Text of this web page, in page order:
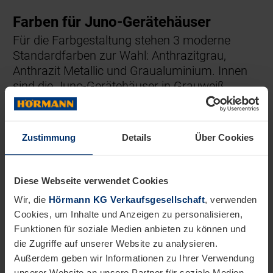
Zustimmung Details Über Cookies
Diese Webseite verwendet Cookies
Wir, die Hörmann KG Verkaufsgesellschaft, verwenden
Cookies, um Inhalte und Anzeigen zu personalisieren,
Funktionen für soziale Medien anbieten zu können und
die Zugriffe auf unserer Website zu analysieren.
Außerdem geben wir Informationen zu Ihrer Verwendung
Farben für Juno-Gerätehäuser
Für die Farbgestaltung stehen 3 moderne
Standardfarben zur Wahl: Anthrazitgrau,
Anthrazit Metallic und Graualuminium. Innen
sind die Juno-Gerätehäuser in Grauweiß
lackiert.